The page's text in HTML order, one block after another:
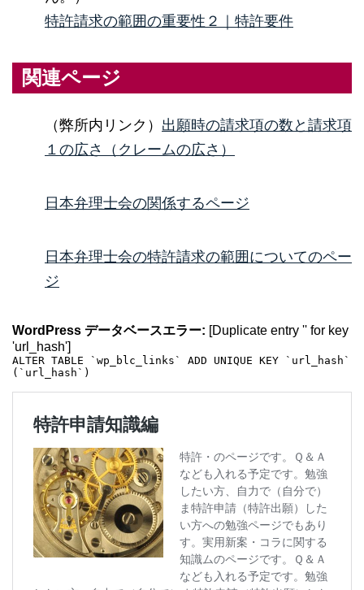
特許請求の範囲の重要性２｜特許要件
関連ページ
（弊所内リンク） 出願時の請求項の数と請求項
１の広さ（クレームの広さ）
日本弁理士会の関係するページ
日本弁理士会の特許請求の範囲についてのペー
ジ